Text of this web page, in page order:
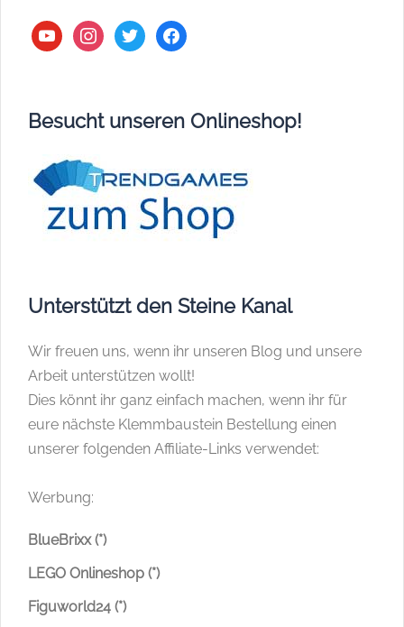
youtubeinstagram
twitter facebook
Besucht unseren Onlineshop!
Unterstützt den Steine Kanal
Wir freuen uns, wenn ihr unseren Blog und unsere
Arbeit unterstützen wollt!
Dies könnt ihr ganz einfach machen, wenn ihr für
eure nächste Klemmbaustein Bestellung einen
unserer folgenden Affiliate-Links verwendet:
Werbung:
BlueBrixx (*)
LEGO Onlineshop (*)
Figuworld24 (*)